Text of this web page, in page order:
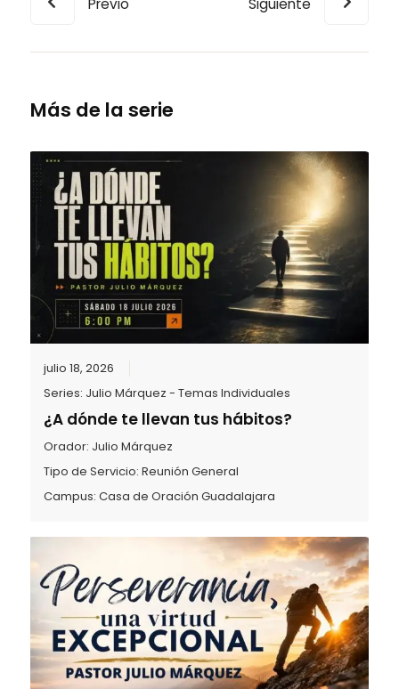
Previo Siguiente
Más de la serie
julio 18, 2026
Series: Julio Márquez - Temas Individuales
¿A dónde te llevan tus hábitos?
Orador: Julio Márquez
Tipo de Servicio:Reunión General
Campus:Casa de Oración Guadalajara